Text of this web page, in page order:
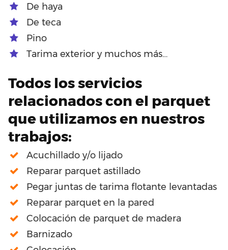
De haya
De teca
Pino
Tarima exterior y muchos más…
Todos los servicios
relacionados con el parquet
que utilizamos en nuestros
trabajos:
Acuchillado y/o lijado
Reparar parquet astillado
Pegar juntas de tarima flotante levantadas
Reparar parquet en la pared
Colocación de parquet de madera
Barnizado